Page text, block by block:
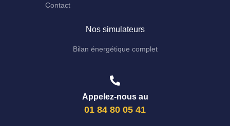
Contact
Nos simulateurs
Bilan énergétique complet
Appelez-nous au
01 84 80 05 41